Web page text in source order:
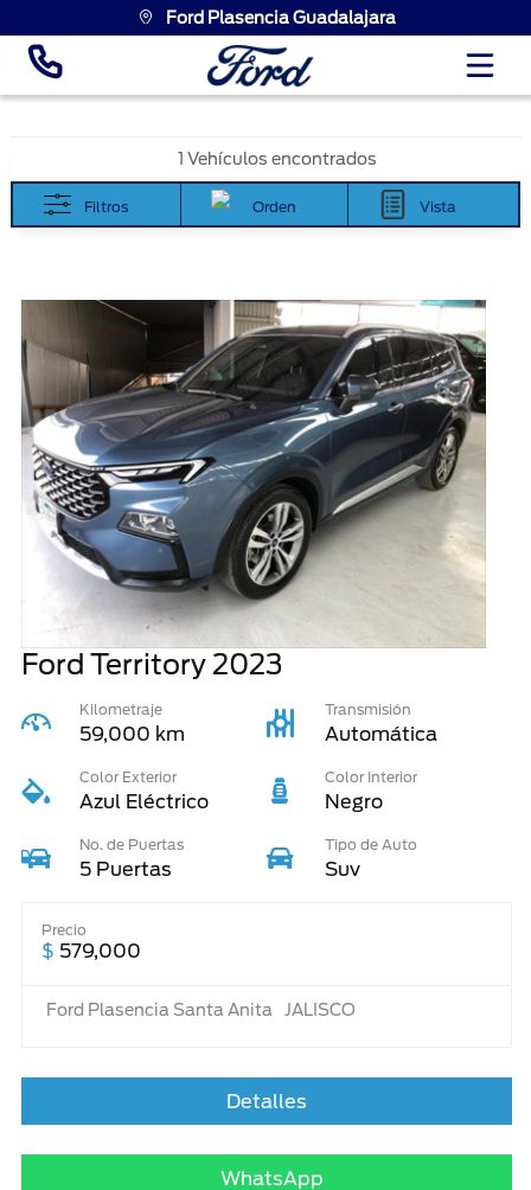
Ford Plasencia Guadalajara
1 Vehículos encontrados
Filtros Orden Vista
Ford Territory2023
Kilometraje
59,000 km
Transmisión
Automática
Color Exterior
Azul Eléctrico
Color Interior
Negro
No. de Puertas
5 Puertas
Tipo de Auto
Suv
Precio
$ 579,000
Ford Plasencia Santa Anita JALISCO
Detalles
WhatsApp